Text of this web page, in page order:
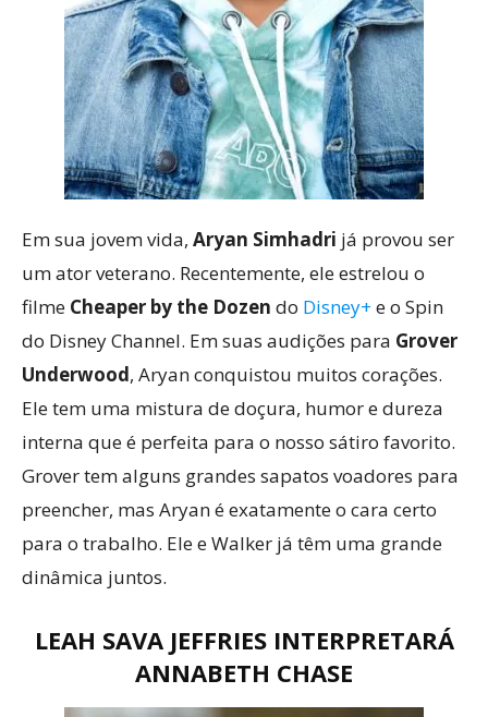
Em sua jovem vida, Aryan Simhadri já provou ser
um ator veterano. Recentemente, ele estrelou o
filme Cheaper by the Dozen do Disney+ e o Spin
do Disney Channel. Em suas audições para Grover
Underwood, Aryan conquistou muitos corações.
Ele tem uma mistura de doçura, humor e dureza
interna que é perfeita para o nosso sátiro favorito.
Grover tem alguns grandes sapatos voadores para
preencher, mas Aryan é exatamente o cara certo
para o trabalho. Ele e Walker já têm uma grande
dinâmica juntos.
LEAH SAVA JEFFRIES INTERPRETARÁ
ANNABETH CHASE